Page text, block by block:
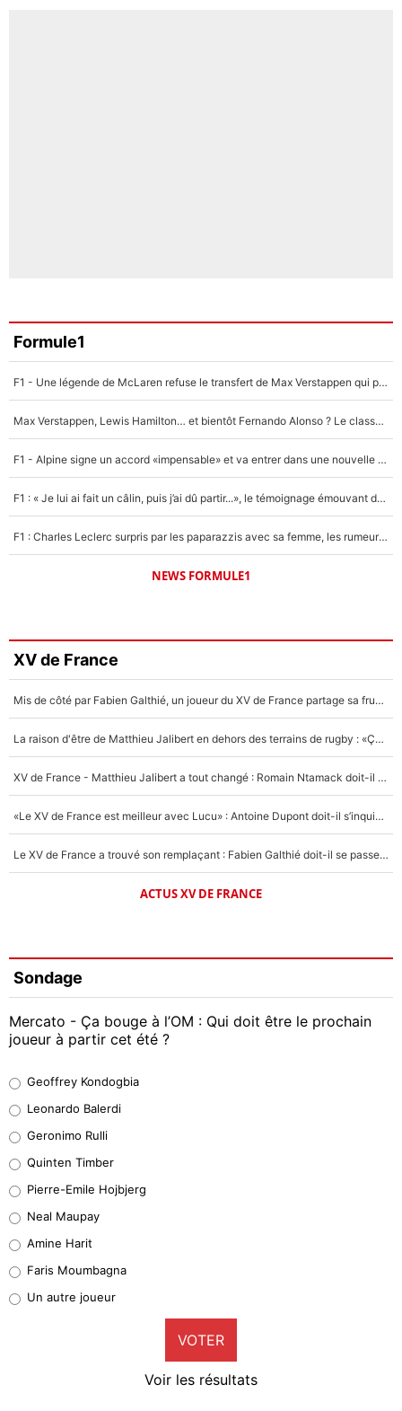
Formule1
F1 - Une légende de McLaren refuse le transfert de Max Verstappen qui pourrait «faire des vagues» et plomber l'ambiance dans l'équipe
Max Verstappen, Lewis Hamilton… et bientôt Fernando Alonso ? Le classement des pilotes les mieux payés en Formule 1 risque de changer !
F1 - Alpine signe un accord «impensable» et va entrer dans une nouvelle dimension : Grande nouvelle pour Pierre Gasly !
F1 : « Je lui ai fait un câlin, puis j’ai dû partir...», le témoignage émouvant de Max Verstappen sur sa fille
F1 : Charles Leclerc surpris par les paparazzis avec sa femme, les rumeurs étaient vraies !
NEWS FORMULE1
XV de France
Mis de côté par Fabien Galthié, un joueur du XV de France partage sa frustration : «ils ne me l’ont pas dit tout de suite»
La raison d'être de Matthieu Jalibert en dehors des terrains de rugby : «Ça m'atteint autant que si tu touches à un membre de ma famille»
XV de France - Matthieu Jalibert a tout changé : Romain Ntamack doit-il s’inquiéter pour sa place à un an de la Coupe du monde ?
«Le XV de France est meilleur avec Lucu» : Antoine Dupont doit-il s’inquiéter pour sa place ?
Le XV de France a trouvé son remplaçant : Fabien Galthié doit-il se passer d'Antoine Dupont ?
ACTUS XV DE FRANCE
Sondage
Mercato - Ça bouge à l’OM : Qui doit être le prochain
joueur à partir cet été ?
38%
32%
5%
1%
9%
Geoffrey Kondogbia
Leonardo Balerdi
Geronimo Rulli
Quinten Timber
Pierre-Emile Hojbjerg
Neal Maupay
Amine Harit
Faris Moumbagna
Un autre joueur
VOTER
Voir les résultats